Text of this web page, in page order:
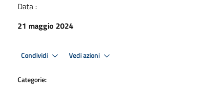
Data :
21 maggio 2024
Condividi Vedi azioni
Categorie: